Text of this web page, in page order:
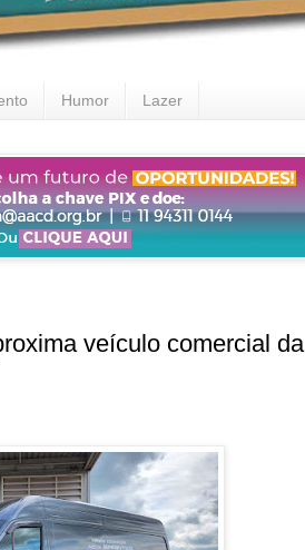
Humor Lazer
veículo comercial da